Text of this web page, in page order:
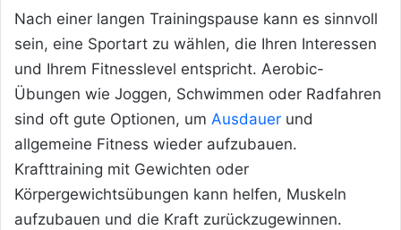
Nach einer langen Trainingspause kann es sinnvoll
sein, eine Sportart zu wählen, die Ihren Interessen
und Ihrem Fitnesslevel entspricht. Aerobic-
Übungen wie Joggen, Schwimmen oder Radfahren
sind oft gute Optionen, um Ausdauer und
allgemeine Fitness wieder aufzubauen.
Krafttraining mit Gewichten oder
Körpergewichtsübungen kann helfen, Muskeln
aufzubauen und die Kraft zurückzugewinnen.